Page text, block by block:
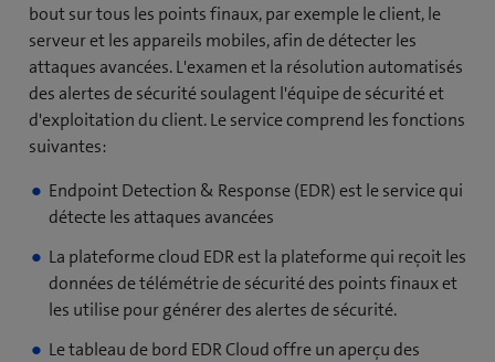
bout sur tous les points finaux, par exemple le client, le
serveur et les appareils mobiles, afin de détecter les
attaques avancées. L'examen et la résolution automatisés
des alertes de sécurité soulagent l'équipe de sécurité et
d'exploitation du client. Le service comprend les fonctions
suivantes:
Endpoint Detection & Response (EDR) est le service qui
détecte les attaques avancées
La plateforme cloud EDR est la plateforme qui reçoit les
données de télémétrie de sécurité des points finaux et
les utilise pour générer des alertes de sécurité.
Le tableau de bord EDR Cloud offre un aperçu des